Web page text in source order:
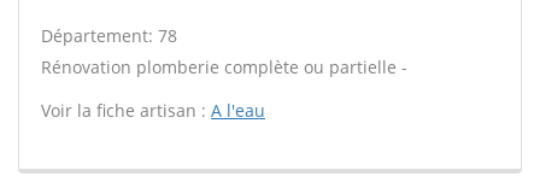
Département: 78
Rénovation plomberie complète ou partielle -
Voir la fiche artisan : A l'eau